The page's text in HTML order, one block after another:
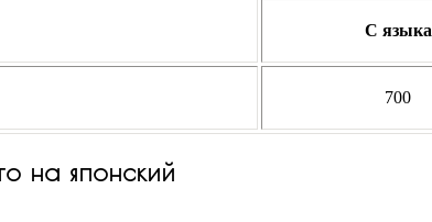
С языка
700
на японский